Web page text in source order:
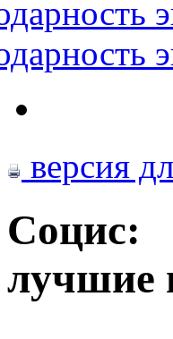
версия
Социс:
лучшие